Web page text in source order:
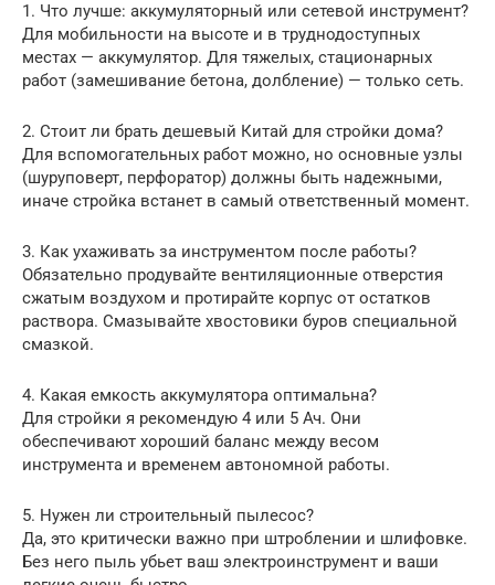
1. Что лучше: аккумуляторный или сетевой инструмент?
Для мобильности на высоте и в труднодоступных
местах — аккумулятор. Для тяжелых, стационарных
работ (замешивание бетона, долбление) — только сеть.
2. Стоит ли брать дешевый Китай для стройки дома?
Для вспомогательных работ можно, но основные узлы
(шуруповерт, перфоратор) должны быть надежными,
иначе стройка встанет в самый ответственный момент.
3. Как ухаживать за инструментом после работы?
Обязательно продувайте вентиляционные отверстия
сжатым воздухом и протирайте корпус от остатков
раствора. Смазывайте хвостовики буров специальной
смазкой.
4. Какая емкость аккумулятора оптимальна?
Для стройки я рекомендую 4 или 5 Ач. Они
обеспечивают хороший баланс между весом
инструмента и временем автономной работы.
5. Нужен ли строительный пылесос?
Да, это критически важно при штроблении и шлифовке.
Без него пыль убьет ваш электроинструмент и ваши